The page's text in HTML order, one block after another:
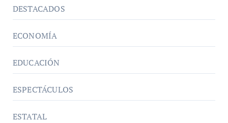
DESTACADOS
ECONOMÍA
EDUCACIÓN
ESPECTÁCULOS
ESTATAL